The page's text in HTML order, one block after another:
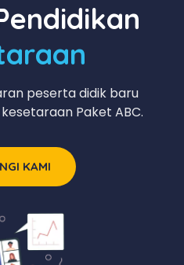
peserta didik baru
Paket ABC.
KAMI